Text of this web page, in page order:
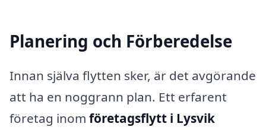
Planering och Förberedelse
Innan själva flytten sker, är det avgörande
att ha en noggrann plan. Ett erfarent
företag inom företagsflytt i Lysvik